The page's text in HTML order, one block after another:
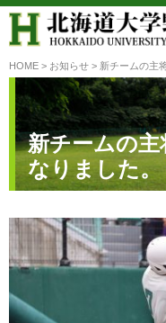
HOME > お知らせ > 新チームの主
新チームの主
なりました。